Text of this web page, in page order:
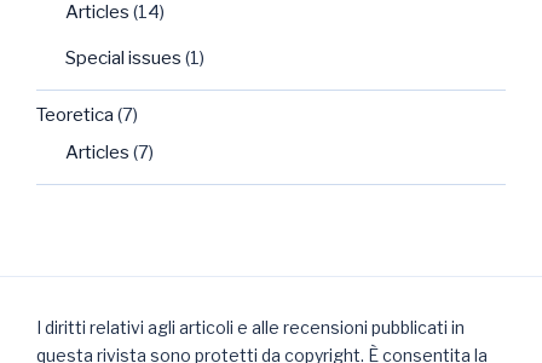
Articles (14)
Special issues (1)
Teoretica (7)
Articles (7)
I diritti relativi agli articoli e alle recensioni pubblicati in
questa rivista sono protetti da copyright. È consentita la